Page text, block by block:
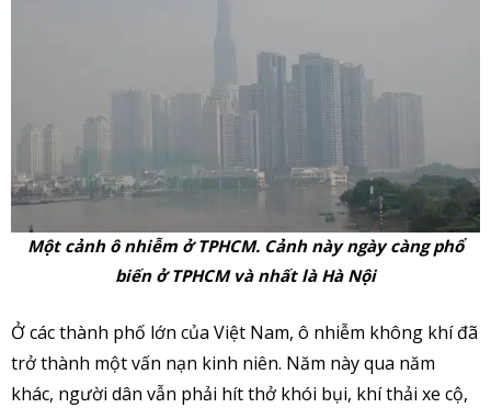
Một cảnh ô nhiễm ở TPHCM. Cảnh này ngày càng phổ
biến ở TPHCM và nhất là Hà Nội
Ở các thành phố lớn của Việt Nam, ô nhiễm không khí đã
trở thành một vấn nạn kinh niên. Năm này qua năm
khác, người dân vẫn phải hít thở khói bụi, khí thải xe cộ,